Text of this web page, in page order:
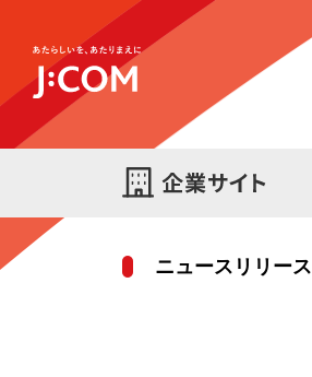
テレビ
ほけん
ニュースリリース